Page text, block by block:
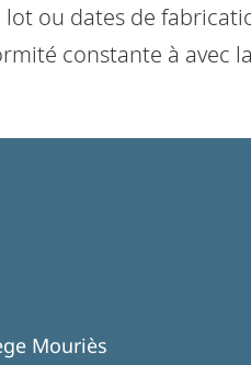
lot ou dates de
constante à avec
Mouriès